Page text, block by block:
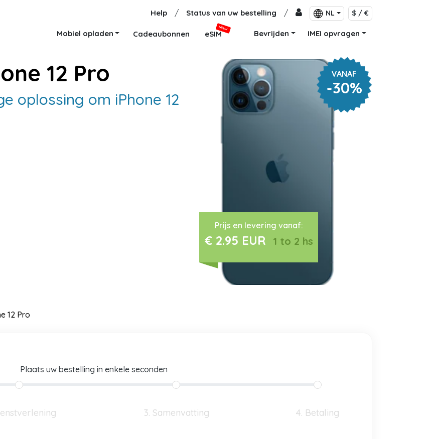
Help / Status van uw bestelling / NL $ / €
Mobiel opladen Cadeaubonnen eSIM
NIEUW
Bevrijden IMEI opvragen
VANAF
-30%
Prijs en levering vanaf:
€ 2.95 EUR 1 to 2 hs
12 Pro
oplossing om iPhone 12
12 Pro
Plaats uw bestelling in enkele seconden
3. Samenvatting 4. Betaling